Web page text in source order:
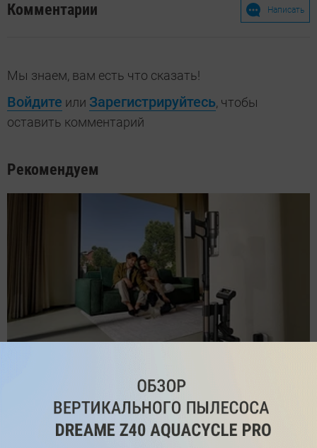
Комментарии Написать
Мы знаем, вам есть что сказать!
Войдите или Зарегистрируйтесь, чтобы
оставить комментарий
Рекомендуем
Обзор вертикального пылесоса Dreame Z40 AquaCycle
Pro: гибкий подход к уборке